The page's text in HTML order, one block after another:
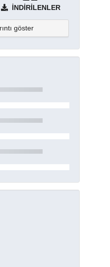
İNDIRILENLER
göster